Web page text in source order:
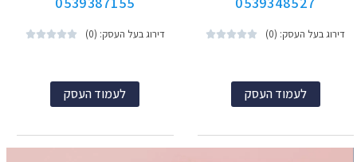
דירוג בעל העסק: (0) 




לעמוד העסק
דירוג בעל העסק: (0) 




לעמוד העסק